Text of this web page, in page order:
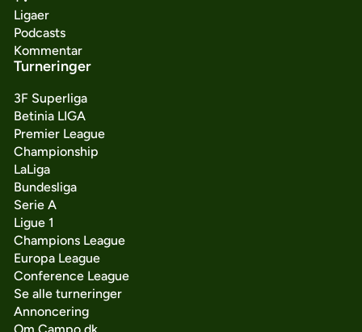
Ligaer
Podcasts
Kommentar
Turneringer
3F Superliga
Betinia LIGA
Premier League
Championship
LaLiga
Bundesliga
Serie A
Ligue 1
Champions League
Europa League
Conference League
Se alle turneringer
Annoncering